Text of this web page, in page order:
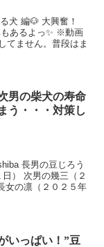
犬 編🐶 大興奮！
あるよっ✨ ※動画
てません。普段はま
男の柴犬の寿命
う・・・対策し
長男の豆じろう
） 次男の幾三（２
女の凛（２０２５年
いっぱい！”豆